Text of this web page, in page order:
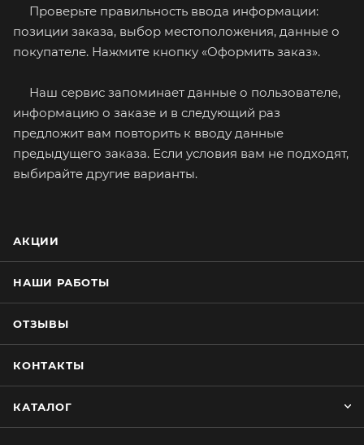
Проверьте правильность ввода информации:
позиции заказа, выбор местоположения, данные о
покупателе. Нажмите кнопку «Оформить заказ».
Наш сервис запоминает данные о пользователе,
информацию о заказе и в следующий раз
предложит вам повторить к вводу данные
предыдущего заказа. Если условия вам не подходят,
выбирайте другие варианты.
АКЦИИ
НАШИ РАБОТЫ
ОТЗЫВЫ
КОНТАКТЫ
КАТАЛОГ